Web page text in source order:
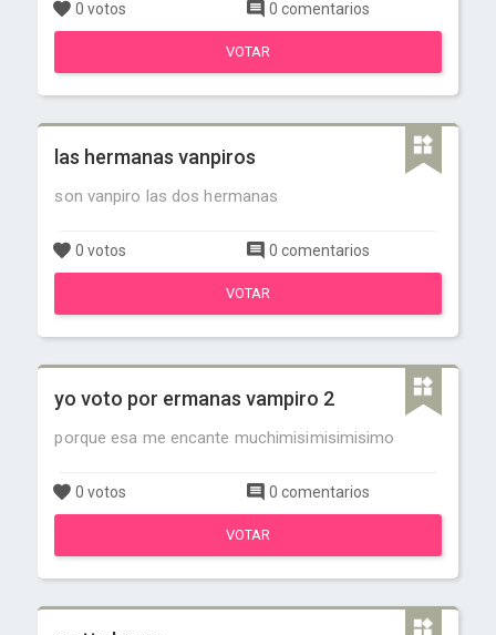
0 votos 0 comentarios
VOTAR
las hermanas vanpiros
son vanpiro las dos hermanas
0 votos 0 comentarios
VOTAR
yo voto por ermanas vampiro 2
porque esa me encante muchimisimisimisimo
0 votos 0 comentarios
VOTAR